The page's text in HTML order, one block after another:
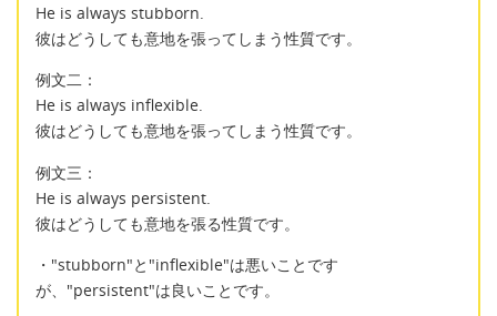
He is always stubborn.
彼はどうしても意地を張ってしまう性質です。
例文二：
He is always inflexible.
彼はどうしても意地を張ってしまう性質です。
例文三：
He is always persistent.
彼はどうしても意地を張る性質です。
・"stubborn"と"inflexible"は悪いことです
が、"persistent"は良いことです。